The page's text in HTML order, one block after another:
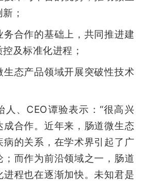
；
务合作的基础上，共同推进建
及标准化进程；
生态产品领域开展突破性技术
人、CEO谭验表示：“很高兴
成合作。近年来，肠道微生态
病的关系，在学术界引起了广
；而作为前沿领域之一，肠道
进程也在逐渐加快。未知君是